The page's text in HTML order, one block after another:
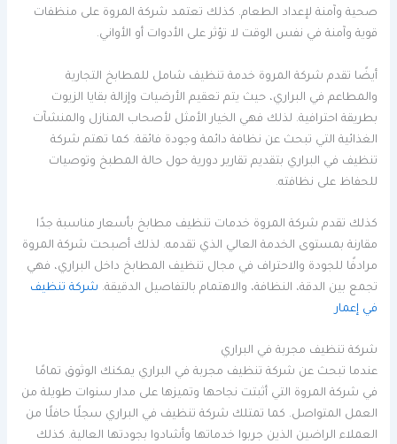
صحية وآمنة لإعداد الطعام. كذلك تعتمد شركة المروة على منظفات
قوية وآمنة في نفس الوقت لا تؤثر على الأدوات أو الأواني.
أيضًا تقدم شركة المروة خدمة تنظيف شامل للمطابخ التجارية
والمطاعم في البراري، حيث يتم تعقيم الأرضيات وإزالة بقايا الزيوت
بطريقة احترافية. لذلك فهي الخيار الأمثل لأصحاب المنازل والمنشآت
الغذائية التي تبحث عن نظافة دائمة وجودة فائقة. كما تهتم شركة
تنظيف في البراري بتقديم تقارير دورية حول حالة المطبخ وتوصيات
للحفاظ على نظافته.
كذلك تقدم شركة المروة خدمات تنظيف مطابخ بأسعار مناسبة جدًا
مقارنة بمستوى الخدمة العالي الذي تقدمه. لذلك أصبحت شركة المروة
مرادفًا للجودة والاحتراف في مجال تنظيف المطابخ داخل البراري، فهي
تجمع بين الدقة، النظافة، والاهتمام بالتفاصيل الدقيقة. شركة تنظيف
في إعمار
شركة تنظيف مجربة في البراري
عندما تبحث عن شركة تنظيف مجربة في البراري يمكنك الوثوق تمامًا
في شركة المروة التي أثبتت نجاحها وتميزها على مدار سنوات طويلة من
العمل المتواصل. كما تمتلك شركة تنظيف في البراري سجلًا حافلًا من
العملاء الراضين الذين جربوا خدماتها وأشادوا بجودتها العالية. كذلك